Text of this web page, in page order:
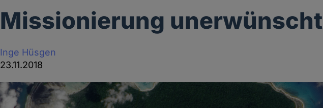
Missionierung unerwünscht
Inge Hüsgen
23.11.2018